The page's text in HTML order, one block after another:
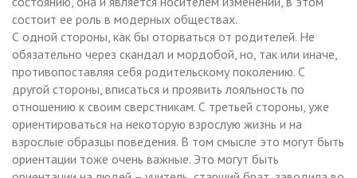
состоит ее роль в модерных обществах.
С одной стороны, как бы оторваться от родителей. Не
обязательно через скандал и мордобой, но, так или иначе,
противопоставляя себя родительскому поколению. С
другой стороны, вписаться и проявить лояльность по
отношению к своим сверстникам. С третьей стороны, уже
ориентироваться на некоторую взрослую жизнь и на
взрослые образцы поведения. В том смысле это могут быть
ориентации тоже очень важные. Это могут быть